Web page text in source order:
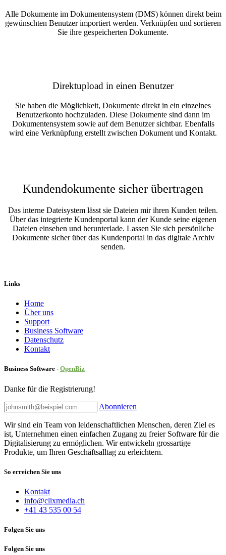
Alle Dokumente im Dokumentensystem (DMS) können direkt beim
gewünschten Benutzer importiert werden. Verknüpfen und sortieren
Sie ihre gespeicherten Dokumente.
Direktupload in einen Benutzer
Sie haben die Möglichkeit, Dokumente direkt in ein einzelnes
Benutzerkonto hochzuladen. Diese Dokumente sind dann im
Dokumentensystem sowie auf dem Benutzer sichtbar. Ebenfalls
wird eine Verknüpfung erstellt zwischen Dokument und Kontakt.
Kundendokumente sicher übertragen
Das interne Dateisystem lässt sie Dateien mir ihren Kunden teilen.
Über das integrierte Kundenportal kann der Kunde seine eigenen
Dateien einsehen und herunterlade. Lassen Sie sich persönliche
Dokumente sicher über das Kundenportal in das digitale Archiv
senden.
Links
Home
Über uns
Sup​port
Business Software
Datenschutz
Kontakt
Business Software - OpenBiz
Danke für die Registrierung!
Abonnieren
Wir sind ein Team von leidenschaftlichen Menschen, deren Ziel es
ist, Unternehmen einen einfachen Zugang zu freier Software für die
Digitalisierung zu ermöglichen. Wir entwickeln grossartige
Produkte, um Ihren Geschäftsalltag zu erleichtern.
So erreichen Sie uns
Kontakt
info@clixmedia.ch
+41 43 535 00 54
Folgen Sie uns
Folgen Sie uns